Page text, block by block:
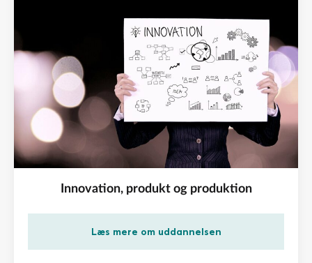
Innovation, produkt og produktion
Læs mere om uddannelsen